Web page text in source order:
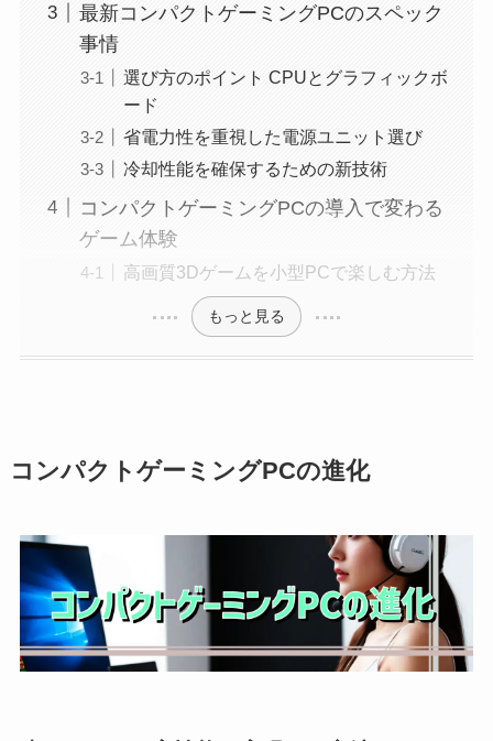
最新コンパクトゲーミングPCのスペック
事情
選び方のポイント CPUとグラフィックボ
ード
省電力性を重視した電源ユニット選び
冷却性能を確保するための新技術
コンパクトゲーミングPCの導入で変わる
ゲーム体験
高画質3Dゲームを小型PCで楽しむ方法
もっと見る
コンパクトゲーミングPCの進化